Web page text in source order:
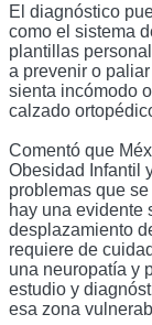
El diagnóstico
como el sistema
plantillas
a prevenir o
sienta incómodo
calzado
Comentó que
Obesidad Infantil
problemas que
hay una evidente
desplazamiento
requiere de
una neuropatía y
estudio y
esa zona